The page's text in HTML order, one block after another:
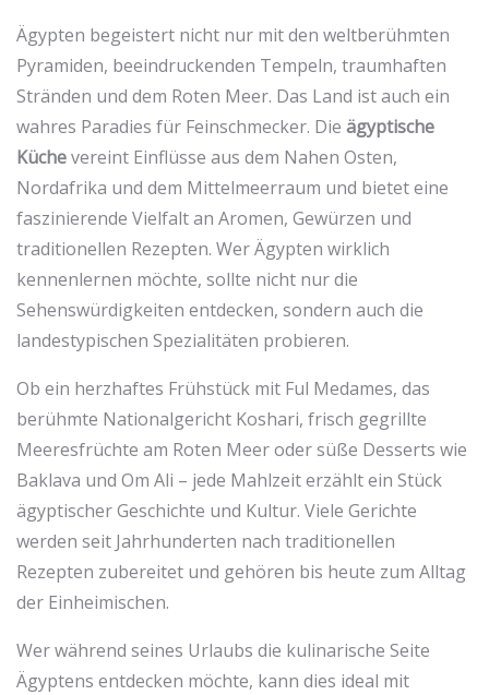
Ägypten begeistert nicht nur mit den weltberühmten
Pyramiden, beeindruckenden Tempeln, traumhaften
Stränden und dem Roten Meer. Das Land ist auch ein
wahres Paradies für Feinschmecker. Die ägyptische
Küchevereint Einflüsse aus dem Nahen Osten,
Nordafrika und dem Mittelmeerraum und bietet eine
faszinierende Vielfalt an Aromen, Gewürzen und
traditionellen Rezepten. Wer Ägypten wirklich
kennenlernen möchte, sollte nicht nur die
Sehenswürdigkeiten entdecken, sondern auch die
landestypischen Spezialitäten probieren.
Ob ein herzhaftes Frühstück mit Ful Medames, das
berühmte Nationalgericht Koshari, frisch gegrillte
Meeresfrüchte am Roten Meer oder süße Desserts wie
Baklava und Om Ali – jede Mahlzeit erzählt ein Stück
ägyptischer Geschichte und Kultur. Viele Gerichte
werden seit Jahrhunderten nach traditionellen
Rezepten zubereitet und gehören bis heute zum Alltag
der Einheimischen.
Wer während seines Urlaubs die kulinarische Seite
Ägyptens entdecken möchte, kann dies ideal mit